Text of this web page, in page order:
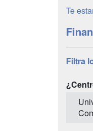
Te
Filtra